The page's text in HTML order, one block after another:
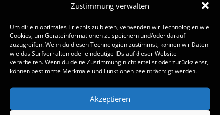
Zustimmung verwalten
Um dir ein optimales Erlebnis zu bieten, verwenden wir Technologien wie
Cookies, um Geräteinformationen zu speichern und/oder darauf
zuzugreifen. Wenn du diesen Technologien zustimmst, können wir Daten
wie das Surfverhalten oder eindeutige IDs auf dieser Website
verarbeiten. Wenn du deine Zustimmung nicht erteilst oder zurückziehst,
können bestimmte Merkmale und Funktionen beeinträchtigt werden.
Akzeptieren